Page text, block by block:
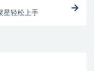
星轻松上手